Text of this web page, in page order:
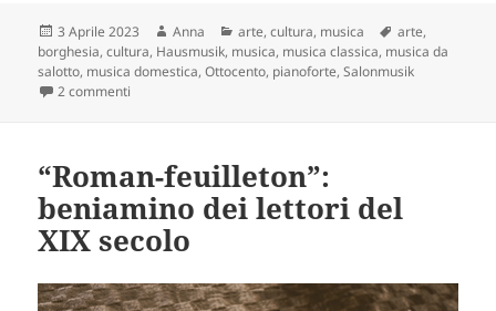
Scritto
il
3 Aprile 2023 Autore
Anna Categorie
arte,cultura, musica Tag
arte,
borghesia,cultura, Hausmusik, musica, musica classica, musica da
salotto, musica domestica,Ottocento, pianoforte,Salonmusik
2 commenti
“Roman-feuilleton”:
beniamino dei lettori del
XIX secolo